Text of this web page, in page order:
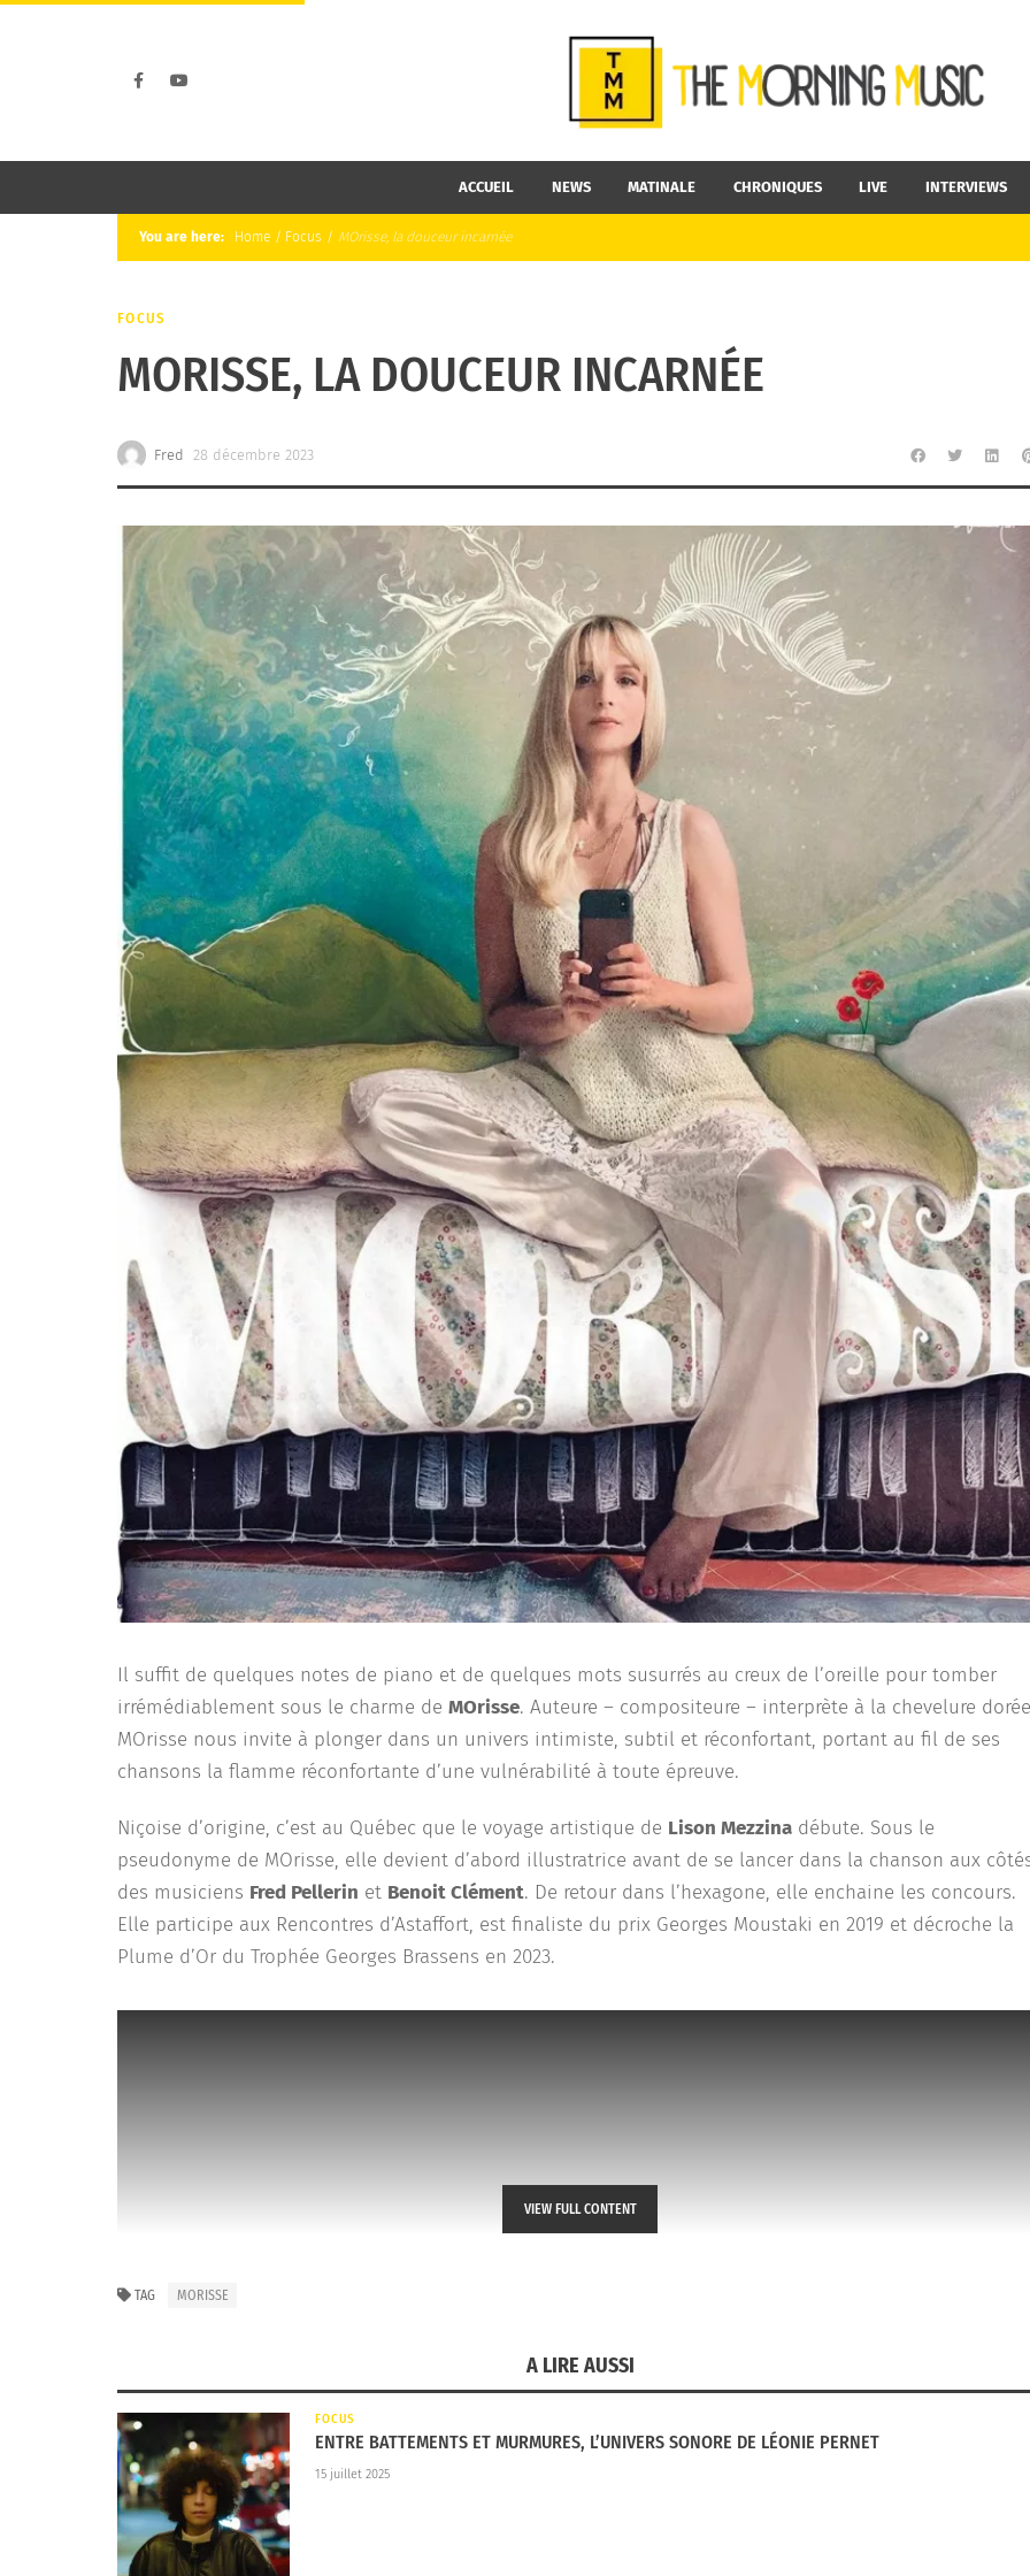
ACCUEIL NEWS MATINALE CHRONIQUES LIVE INTERVIEWS
You are here: Home / Focus / MOrisse, la douceur incarnée
FOCUS
MORISSE, LA DOUCEUR INCARNÉE
Fred 28 décembre 2023
Il suffit de quelques notes de piano et de quelques mots susurrés au creux de l’oreille pour tomber
irrémédiablement sous le charme de MOrisse. Auteure – compositeure – interprète à la chevelure
MOrisse nous invite à plonger dans un univers intimiste, subtil et réconfortant, portant au fil de ses
chansons la flamme réconfortante d’une vulnérabilité à toute épreuve.
Niçoise d’origine, c’est au Québec que le voyage artistique de Lison Mezzina débute. Sous le
pseudonyme de MOrisse, elle devient d’abord illustratrice avant de se lancer dans la chanson aux
des musiciens Fred Pellerin et Benoit Clément. De retour dans l’hexagone, elle enchaine les concours.
Elle participe aux Rencontres d’Astaffort, est finaliste du prix Georges Moustaki en 2019 et décroche la
Plume d’Or du Trophée Georges Brassens en 2023.
VIEW FULL CONTENT
TAG MORISSE
A LIRE AUSSI
FOCUS
ENTRE BATTEMENTS ET MURMURES, L’UNIVERS SONORE DE LÉONIE PERNET
15 juillet 2025